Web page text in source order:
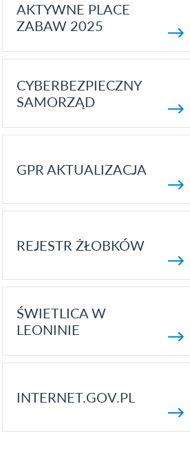
AKTYWNE PLACE
ZABAW 2025
CYBERBEZPIECZNY
SAMORZĄD
GPR AKTUALIZACJA
REJESTR ŻŁOBKÓW
ŚWIETLICA W
LEONINIE
INTERNET.GOV.PL